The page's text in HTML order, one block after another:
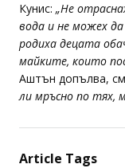
Кунис: „Не
вода и не можех
родиха децата
майките, които
Аштън допълва,
ли мръсно по тях,
Article Tags